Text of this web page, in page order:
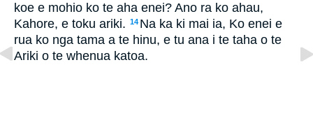
koe e mohio ko te aha enei? Ano ra ko ahau,
Kahore, e toku ariki. 14 Na ka ki mai ia, Ko enei e
rua ko nga tama a te hinu, e tu ana i te taha o te
Ariki o te whenua katoa.